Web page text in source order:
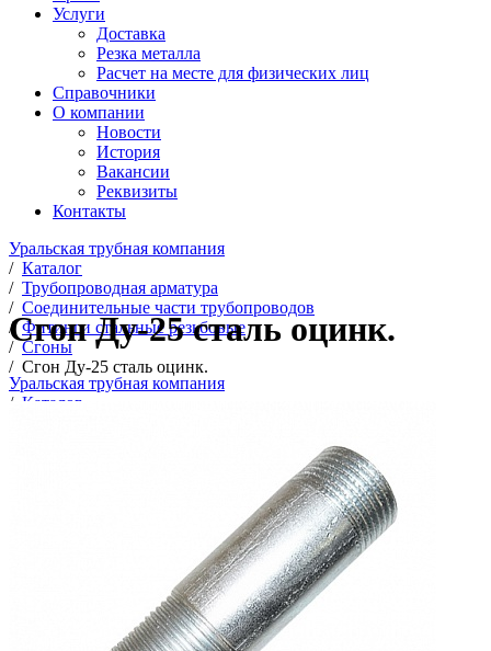
Услуги
Доставка
Резка металла
Расчет на месте для физических лиц
Справочники
О компании
Новости
История
Вакансии
Реквизиты
Контакты
Уральская трубная компания
/ Каталог
/ Трубопроводная арматура
/ Соединительные части трубопроводов
/ Фитинги стальные резьбовые
/ Сгоны
/ Сгон Ду-25 сталь оцинк.
Сгон Ду-25 сталь оцинк.
Уральская трубная компания
/ Каталог